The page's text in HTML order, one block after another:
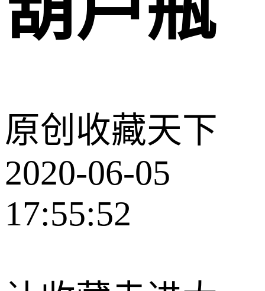
原创 收藏天下
2020-06-05
17:55:52